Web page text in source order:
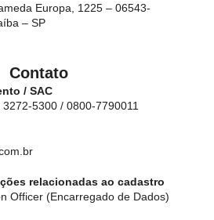
Europa, 1225 – 06543-
– SP
Contato
/ SAC
5300 / 0800-7790011
relacionadas ao cadastro
Officer (Encarregado de Dados)